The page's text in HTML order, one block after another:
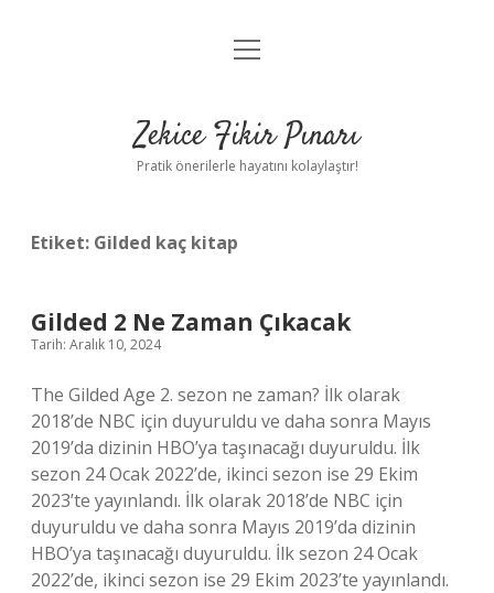
Anasayfa
Yasal Uyarı
menüyü
Zekice Fikir Pınarı
Pratik önerilerle hayatını kolaylaştır!
Etiket: Gilded kaç kitap
Gilded 2 Ne Zaman Çıkacak
Tarih: Aralık 10, 2024
The Gilded Age 2. sezon ne zaman? İlk olarak
2018’de NBC için duyuruldu ve daha sonra Mayıs
2019’da dizinin HBO’ya taşınacağı duyuruldu. İlk
sezon 24 Ocak 2022’de, ikinci sezon ise 29 Ekim
2023’te yayınlandı. İlk olarak 2018’de NBC için
duyuruldu ve daha sonra Mayıs 2019’da dizinin
HBO’ya taşınacağı duyuruldu. İlk sezon 24 Ocak
2022’de, ikinci sezon ise 29 Ekim 2023’te yayınlandı.